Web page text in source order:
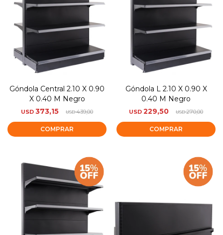
Góndola Central 2.10 X 0.90
X 0.40 M Negro
USD 373,15 USD439,00
Góndola L 2.10 X 0.90 X
0.40 M Negro
USD 229,50 USD270,00